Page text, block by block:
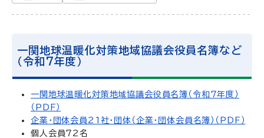
一関地球温暖化対策地域協議会役員名簿など
（令和7年度）
一関地球温暖化対策地域協議会役員名簿（令和7年度）
（PDF）
企業・団体会員21社・団体（企業・団体会員名簿）（PDF）
個人会員72名